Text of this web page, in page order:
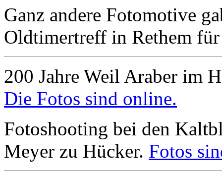
Ganz andere Fotomotive
Oldtimertreff in Rethem
200 Jahre Weil Araber im
Die Fotos sind online.
Fotoshooting bei den
Meyer zu Hücker. Fotos